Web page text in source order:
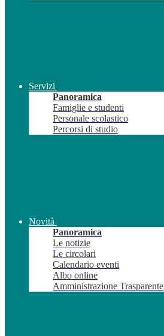
Servizi
Panoramica
Famiglie e studenti
Personale scolastico
Percorsi di studio
Novità
Panoramica
Le notizie
Le circolari
Calendario eventi
Albo online
Amministrazione Trasparente